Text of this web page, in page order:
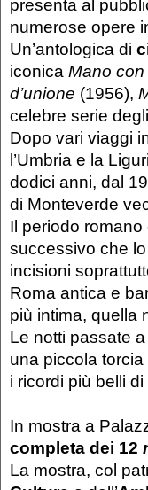
presenta al
numerose opere
Un’antologica di
iconica Mano con
d’unione (1956),
celebre serie degli
Dopo vari viaggi
l’Umbria e la
dodici anni, dal
di Monteverde
Il periodo
successivo che
incisioni
Roma antica e
più intima, quella
Le notti passate
una piccola
i ricordi più belli
In mostra a
completa dei 12
La mostra, col